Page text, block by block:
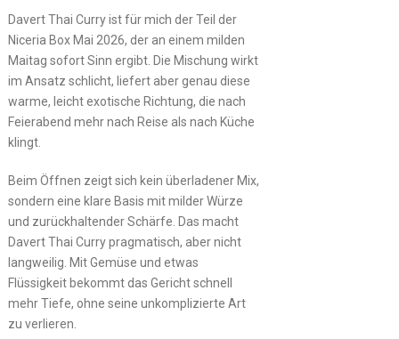
Davert Thai Curry ist für mich der Teil der
Niceria Box Mai 2026, der an einem milden
Maitag sofort Sinn ergibt. Die Mischung wirkt
im Ansatz schlicht, liefert aber genau diese
warme, leicht exotische Richtung, die nach
Feierabend mehr nach Reise als nach Küche
klingt.
Beim Öffnen zeigt sich kein überladener Mix,
sondern eine klare Basis mit milder Würze
und zurückhaltender Schärfe. Das macht
Davert Thai Curry pragmatisch, aber nicht
langweilig. Mit Gemüse und etwas
Flüssigkeit bekommt das Gericht schnell
mehr Tiefe, ohne seine unkomplizierte Art
zu verlieren.